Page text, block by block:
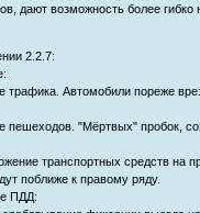
дают возможность более гибко
2.2.7:
трафика. Автомобили пореже
пешеходов. "Мёртвых" пробок,
транспортных средств на
поближе к правому ряду.
ПДД: